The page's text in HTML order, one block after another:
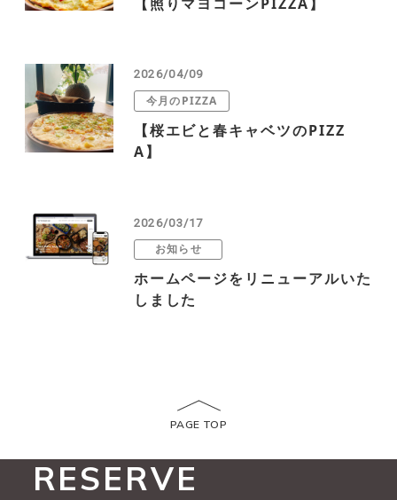
2026/04/09
今月のPIZZA
【桜エビと春キャベツのPIZZ
A】
2026/03/17
お知らせ
ホームページをリニューアルいた
しました
PAGE TOP
RESERVE